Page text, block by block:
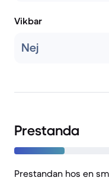
Vikbar
Nej
Prestanda
Prestandan hos en